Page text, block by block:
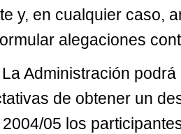
y, en cualquier caso,
alegaciones
Administración
de obtener un
05 los